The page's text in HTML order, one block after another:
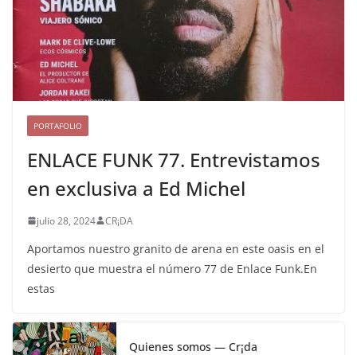
PORTAFOLIO
ENLACE FUNK 77. Entrevistamos
en exclusiva a Ed Michel
julio 28, 2024 CR¡DA
Aportamos nuestro granito de arena en este oasis en el
desierto que muestra el número 77 de Enlace Funk.En
estas
Quienes somos — Cr¡da